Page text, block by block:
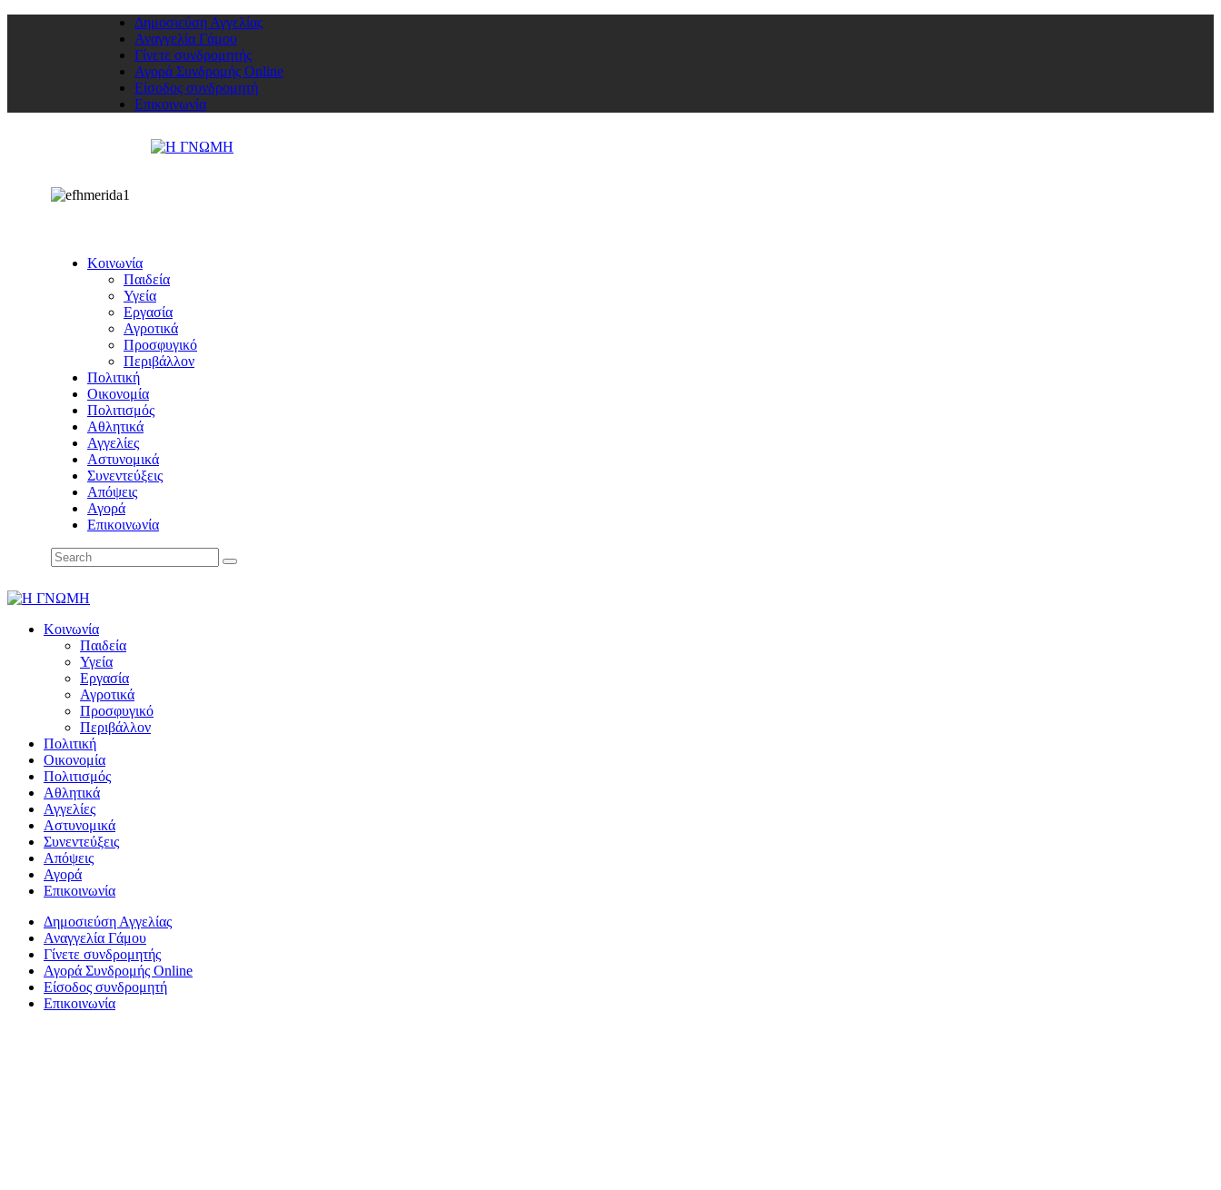
Δημοσιεύση Αγγελίας
Αναγγελία Γάμου
Γίνετε συνδρομητής
Αγορά Συνδρομής Online
Είσοδος συνδρομητή
Επικοινωνία
Κοινωνία
Παιδεία
Υγεία
Εργασία
Αγροτικά
Προσφυγικό
Περιβάλλον
Πολιτική
Οικονομία
Πολιτισμός
Αθλητικά
Αγγελίες
Αστυνομικά
Συνεντεύξεις
Απόψεις
Αγορά
Επικοινωνία
Κοινωνία
Παιδεία
Υγεία
Εργασία
Αγροτικά
Προσφυγικό
Περιβάλλον
Πολιτική
Οικονομία
Πολιτισμός
Αθλητικά
Αγγελίες
Αστυνομικά
Συνεντεύξεις
Απόψεις
Αγορά
Επικοινωνία
Δημοσιεύση Αγγελίας
Αναγγελία Γάμου
Γίνετε συνδρομητής
Αγορά Συνδρομής Online
Είσοδος συνδρομητή
Επικοινωνία